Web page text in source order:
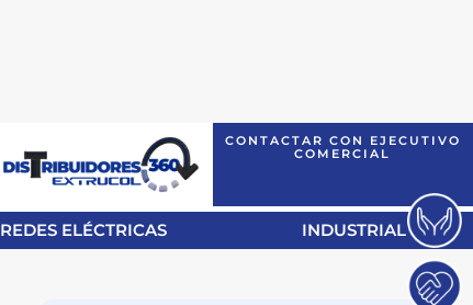
CONTACTAR CON EJECUTIVO
COMERCIAL
REDES ELÉCTRICAS INDUSTRIAL